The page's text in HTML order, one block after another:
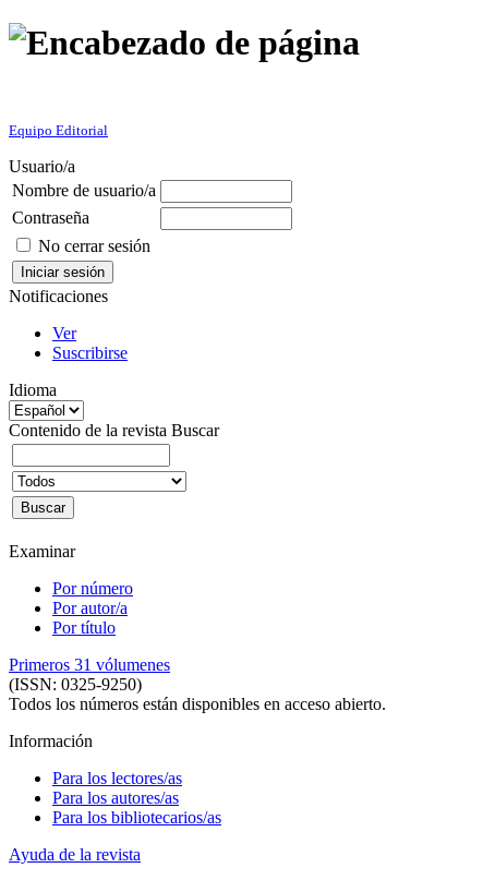
Equipo Editorial
Usuario/a
Nombre de usuario/a
Contraseña
No cerrar sesión
Notificaciones
Ver
Suscribirse
Idioma
Contenido de la revista Buscar
Examinar
Por número
Por autor/a
Por título
Primeros 31 vólumenes
(ISSN: 0325-9250)
Todos los números están disponibles en acceso abierto.
Información
Para los lectores/as
Para los autores/as
Para los bibliotecarios/as
Ayuda de la revista